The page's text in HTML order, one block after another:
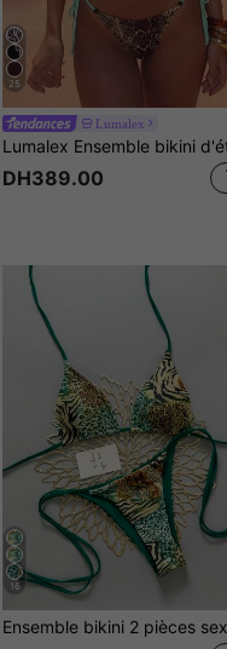
25
Lumalex
DH389.00
16